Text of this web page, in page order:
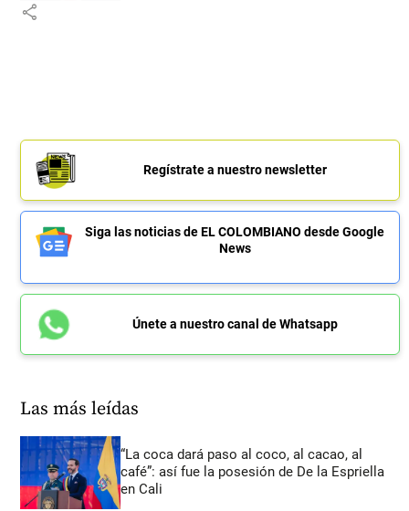
share
Regístrate a nuestro newsletter
Siga las noticias de EL COLOMBIANO desde Google
News
Únete a nuestro canal de Whatsapp
Las más leídas
“La coca dará paso al coco, al cacao, al
café”: así fue la posesión de De la Espriella
en Cali